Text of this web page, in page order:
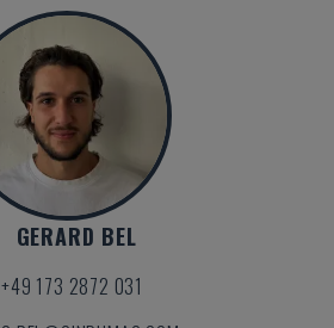
GERARD BEL
+49 173 2872 031